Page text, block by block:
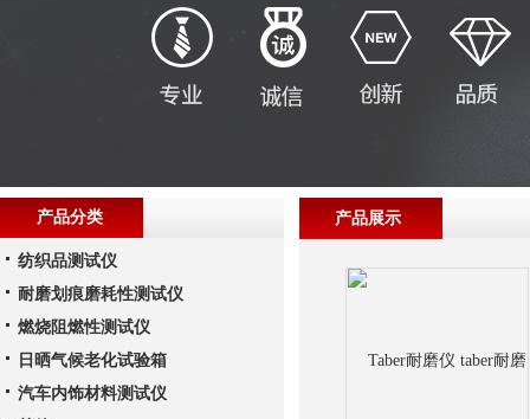
产品展示
产品分类
纺织品测试仪
耐磨划痕磨耗性测试仪
燃烧阻燃性测试仪
日晒气候老化试验箱
汽车内饰材料测试仪